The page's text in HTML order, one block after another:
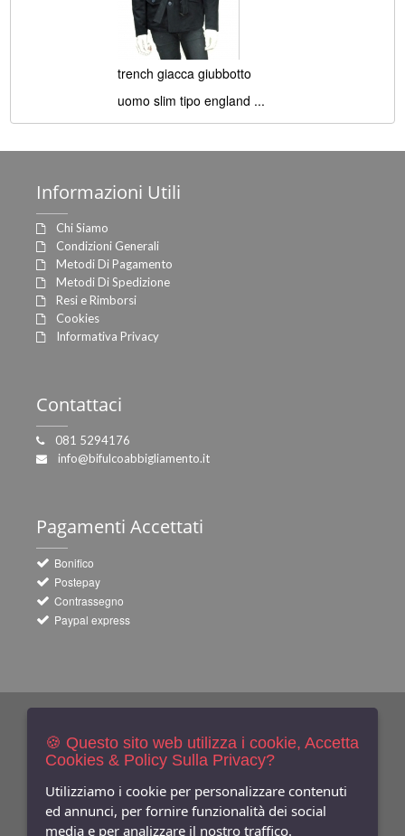
trench giacca giubbotto
uomo slim tipo england ...
Informazioni Utili
Chi Siamo
Condizioni Generali
Metodi Di Pagamento
Metodi Di Spedizione
Resi e Rimborsi
Cookies
Informativa Privacy
Contattaci
081 5294176
info@bifulcoabbigliamento.it
Pagamenti Accettati
Bonifico
Postepay
Contrassegno
Paypal express
NewslettersIscriviti Gratis
Indica qui la tua email per ricevere sconti e newsletter.
Consenso
Privacy
🍪 Questo sito web utilizza i cookie, Accetta
Cookies & Policy Sulla Privacy?
Utilizziamo i cookie per personalizzare contenuti
ed annunci, per fornire funzionalità dei social
media e per analizzare il nostro traffico.